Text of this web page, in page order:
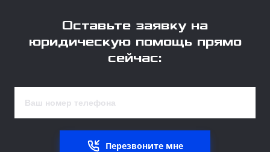
Оставьте заявку на
юридическую помощь прямо
сейчас:
Перезвоните мне